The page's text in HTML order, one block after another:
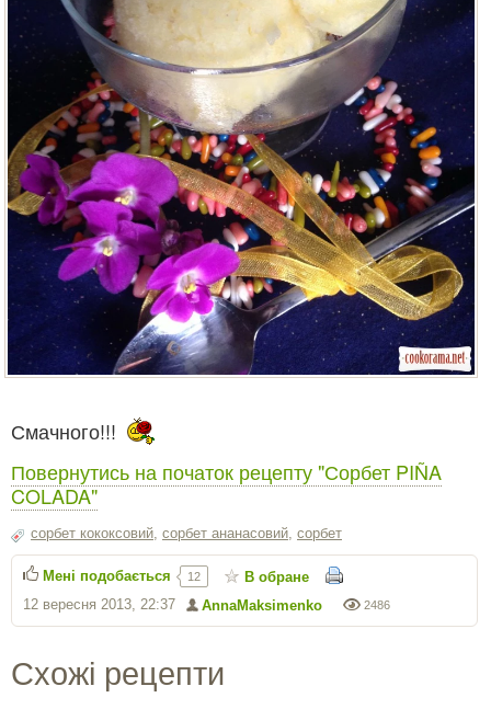
Смачного!!!
Повернутись на початок рецепту "Сорбет PIÑA
COLADA"
сорбет кококсовий, сорбет ананасовий, сорбет
2486
AnnaMaksimenko
12 вересня 2013, 22:37
Мені подобається 12 В обране
Схожі рецепти